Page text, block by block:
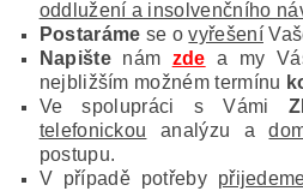
oddlužení a insolvenčního
Postaráme se ovyřešení
Napištenám zde a my
nejbližším možném termínu
Ve spolupráci s Vámi
telefonickou analýzu a
postupu.
V případě potřeby